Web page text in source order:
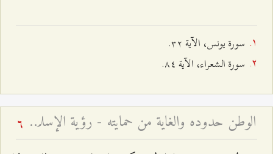
سورة يونس، الآية ٣٢.
سورة الشعراء، الآية ٨٤.
الوطن حدوده والغاية من حمايته - رؤية الإسلام حول القوميّة والوطنيّة 6